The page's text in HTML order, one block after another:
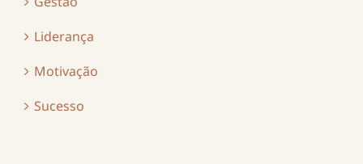
Liderança
Motivação
Sucesso